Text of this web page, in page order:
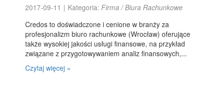
2017-09-11 | Kategoria:Firma / Biura Rachunkowe
Credos to doświadczone i cenione w branży za
profesjonalizm biuro rachunkowe (Wrocław) oferujące
także wysokiej jakości usługi finansowe, na przykład
związane z przygotowywaniem analiz finansowych,...
Czytaj więcej »